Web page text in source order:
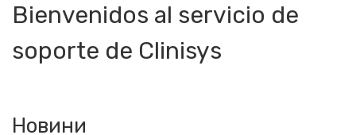
Bienvenidos al servicio de
soporte de Clinisys
Новини